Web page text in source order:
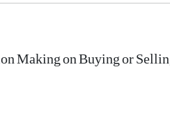
Making on Buying or